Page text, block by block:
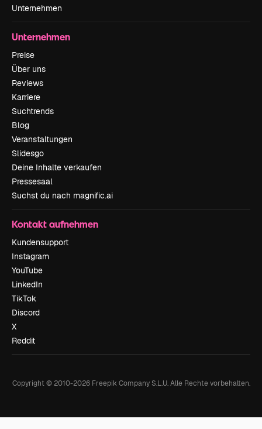
Unternehmen
Unternehmen
Preise
Über uns
Reviews
Karriere
Suchtrends
Blog
Veranstaltungen
Slidesgo
Deine Inhalte verkaufen
Pressesaal
Suchst du nach magnific.ai
Kontakt aufnehmen
Kundensupport
Instagram
YouTube
LinkedIn
TikTok
Discord
X
Reddit
Copyright © 2010-2026Freepik Company S.L.U. Alle Rechte vorbehalten.